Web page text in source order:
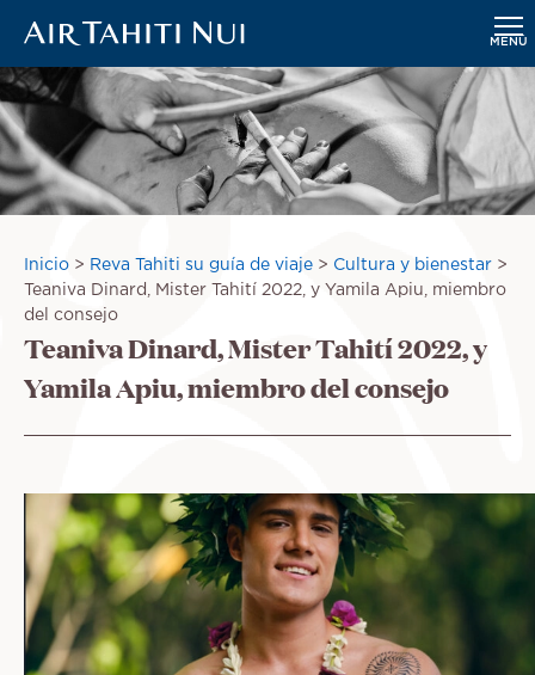
Saltar
al
contenido
principal
MENÚ
Sobrescribir
enlaces
de
ayuda
la
Inicio Reva Tahiti su guía de viaje
Cultura y bienestar
Teaniva Dinard, Mister Tahití 2022, y Yamila Apiu, miembro
del consejo
Teaniva Dinard, Mister Tahití 2022, y
Yamila Apiu, miembro del consejo